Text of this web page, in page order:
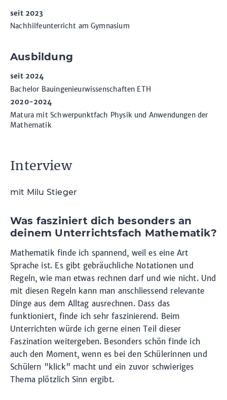
seit 2023
Nachhilfeunterricht am Gymnasium
Ausbildung
seit 2024
Bachelor Bauingenieurwissenschaften ETH
2020-2024
Matura mit Schwerpunktfach Physik und Anwendungen der
Mathematik
Interview
mit Milu Stieger
Was fasziniert dich besonders an
deinem Unterrichtsfach Mathematik?
Mathematik finde ich spannend, weil es eine Art
Sprache ist. Es gibt gebräuchliche Notationen und
Regeln, wie man etwas rechnen darf und wie nicht. Und
mit diesen Regeln kann man anschliessend relevante
Dinge aus dem Alltag ausrechnen. Dass das
funktioniert, finde ich sehr faszinierend. Beim
Unterrichten würde ich gerne einen Teil dieser
Faszination weitergeben. Besonders schön finde ich
auch den Moment, wenn es bei den Schülerinnen und
Schülern "klick" macht und ein zuvor schwieriges
Thema plötzlich Sinn ergibt.